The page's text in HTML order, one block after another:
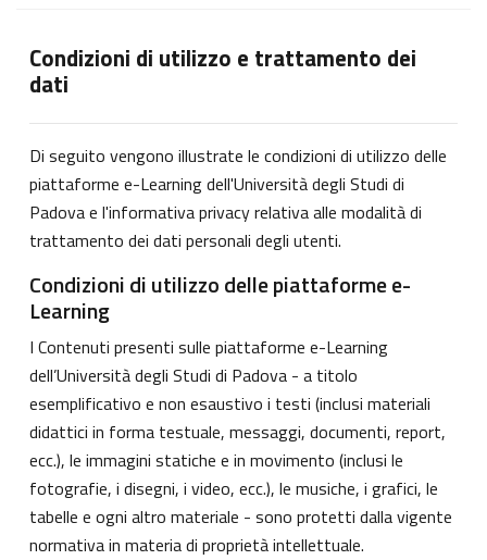
Condizioni di utilizzo e trattamento dei
dati
Di seguito vengono illustrate le condizioni di utilizzo delle
piattaforme e-Learning dell'Università degli Studi di
Padova e l'informativa privacy relativa alle modalità di
trattamento dei dati personali degli utenti.
Condizioni di utilizzo delle piattaforme e-
Learning
I Contenuti presenti sulle piattaforme e-Learning
dell’Università degli Studi di Padova - a titolo
esemplificativo e non esaustivo i testi (inclusi materiali
didattici in forma testuale, messaggi, documenti, report,
ecc.), le immagini statiche e in movimento (inclusi le
fotografie, i disegni, i video, ecc.), le musiche, i grafici, le
tabelle e ogni altro materiale - sono protetti dalla vigente
normativa in materia di proprietà intellettuale.